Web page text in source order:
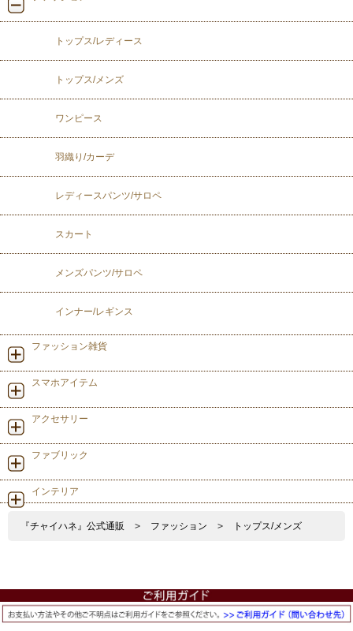
トップス/レディース
トップス/メンズ
ワンピース
羽織り/カーデ
レディースパンツ/サロペ
スカート
メンズパンツ/サロペ
インナー/レギンス
ファッション雑貨
スマホアイテム
アクセサリー
ファブリック
インテリア
『チャイハネ』公式通販 > ファッション > トップス/メンズ